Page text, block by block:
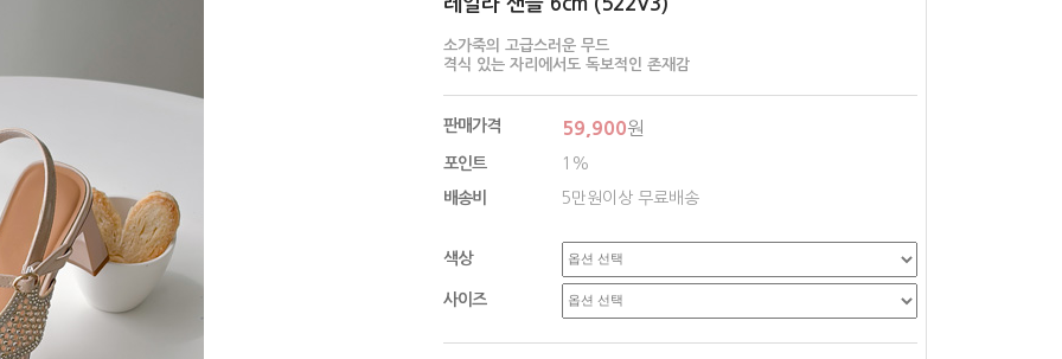
레일라 샌들 6cm (522V3)
소가죽의 고급스러운 무드
격식 있는 자리에서도 독보적인 존재감
판매가격 59,900원
포인트 1%
배송비 5만원이상 무료배송
색상
사이즈